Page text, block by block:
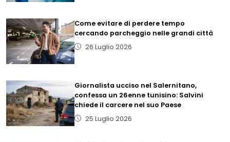
Come evitare di perdere tempo
cercando parcheggio nelle grandi città
26 Luglio 2026
Giornalista ucciso nel Salernitano,
confessa un 26enne tunisino: Salvini
chiede il carcere nel suo Paese
25 Luglio 2026